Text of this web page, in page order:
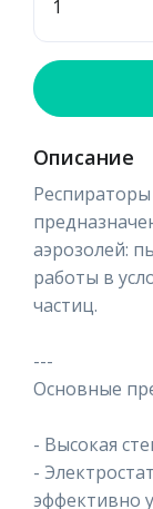
Описание
аэрозолей:
работы в
частиц.
---
Основные
- Высокая
-
эффективно